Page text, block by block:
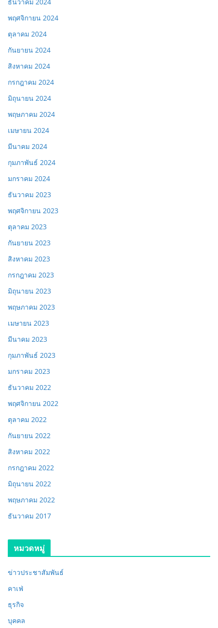
พฤศจิกายน 2024
ตุลาคม 2024
กันยายน 2024
สิงหาคม 2024
กรกฎาคม 2024
มิถุนายน 2024
พฤษภาคม 2024
เมษายน 2024
มีนาคม 2024
กุมภาพันธ์ 2024
มกราคม 2024
ธันวาคม 2023
พฤศจิกายน 2023
ตุลาคม 2023
กันยายน 2023
สิงหาคม 2023
กรกฎาคม 2023
มิถุนายน 2023
พฤษภาคม 2023
เมษายน 2023
มีนาคม 2023
กุมภาพันธ์ 2023
มกราคม 2023
ธันวาคม 2022
พฤศจิกายน 2022
ตุลาคม 2022
กันยายน 2022
สิงหาคม 2022
กรกฎาคม 2022
มิถุนายน 2022
พฤษภาคม 2022
ธันวาคม 2017
หมวดหมู่
ข่าวประชาสัมพันธ์
คาเฟ่
ธุรกิจ
บุคคล